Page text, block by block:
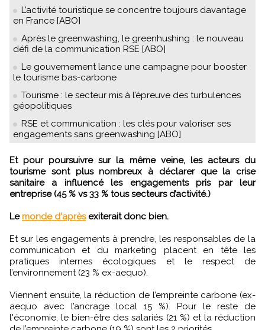
L’activité touristique se concentre toujours davantage
en France [ABO]
Après le greenwashing, le greenhushing : le nouveau
défi de la communication RSE [ABO]
Le gouvernement lance une campagne pour booster
le tourisme bas-carbone
Tourisme : le secteur mis à l’épreuve des turbulences
géopolitiques
RSE et communication : les clés pour valoriser ses
engagements sans greenwashing [ABO]
Et pour poursuivre sur la même veine, les acteurs du
tourisme sont plus nombreux à déclarer que la crise
sanitaire a influencé les engagements pris par leur
entreprise (45 % vs 33 % tous secteurs d’activité.)
Le monde d'après exiterait donc bien.
Et sur les engagements à prendre, les responsables de la
communication et du marketing placent en tête les
pratiques internes écologiques et le respect de
l’environnement (23 % ex-aequo).
Viennent ensuite, la réduction de l’empreinte carbone (ex-
aequo avec l’ancrage local 15 %). Pour le reste de
l'économie, le bien-être des salariés (21 %) et la réduction